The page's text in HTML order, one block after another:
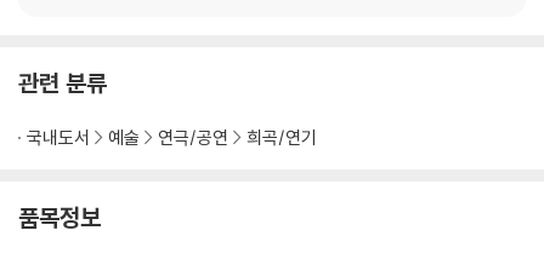
관련 분류
국내도서 예술 연극/공연 희곡/연기
품목정보